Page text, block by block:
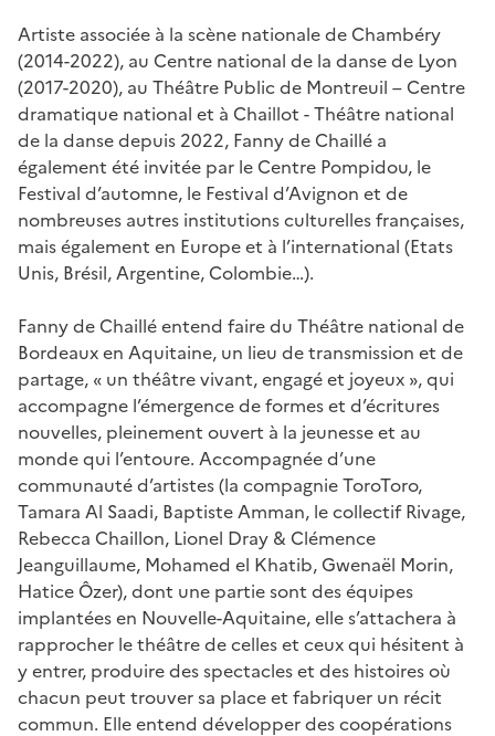
Artiste associée à la scène nationale de Chambéry
(2014-2022), au Centre national de la danse de Lyon
(2017-2020), au Théâtre Public de Montreuil – Centre
dramatique national et à Chaillot - Théâtre national
de la danse depuis 2022, Fanny de Chaillé a
également été invitée par le Centre Pompidou, le
Festival d’automne, le Festival d’Avignon et de
nombreuses autres institutions culturelles françaises,
mais également en Europe et à l’international (Etats
Unis, Brésil, Argentine, Colombie…).
Fanny de Chaillé entend faire du Théâtre national de
Bordeaux en Aquitaine, un lieu de transmission et de
partage, « un théâtre vivant, engagé et joyeux », qui
accompagne l’émergence de formes et d’écritures
nouvelles, pleinement ouvert à la jeunesse et au
monde qui l’entoure. Accompagnée d’une
communauté d’artistes (la compagnie ToroToro,
Tamara Al Saadi, Baptiste Amman, le collectif Rivage,
Rebecca Chaillon, Lionel Dray & Clémence
Jeanguillaume, Mohamed el Khatib, Gwenaël Morin,
Hatice Ôzer), dont une partie sont des équipes
implantées en Nouvelle-Aquitaine, elle s’attachera à
rapprocher le théâtre de celles et ceux qui hésitent à
y entrer, produire des spectacles et des histoires où
chacun peut trouver sa place et fabriquer un récit
commun. Elle entend développer des coopérations